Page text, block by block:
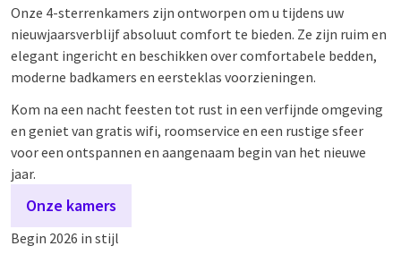
Onze 4-sterrenkamers zijn ontworpen om u tijdens uw
nieuwjaarsverblijf absoluut comfort te bieden. Ze zijn ruim en
elegant ingericht en beschikken over comfortabele bedden,
moderne badkamers en eersteklas voorzieningen.
Kom na een nacht feesten tot rust in een verfijnde omgeving
en geniet van gratis wifi, roomservice en een rustige sfeer
voor een ontspannen en aangenaam begin van het nieuwe
jaar.
Onze kamers
Begin 2026 in stijl